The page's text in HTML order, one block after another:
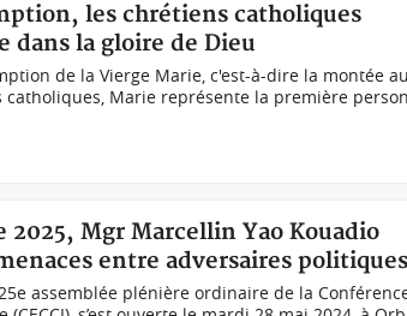
les chrétiens catholiques
dans la gloire de Dieu
de la Vierge Marie, c'est-à-dire la montée
catholiques, Marie représente la première
Mgr Marcellin Yao Kouadio
entre adversaires politiques
assemblée plénière ordinaire de la